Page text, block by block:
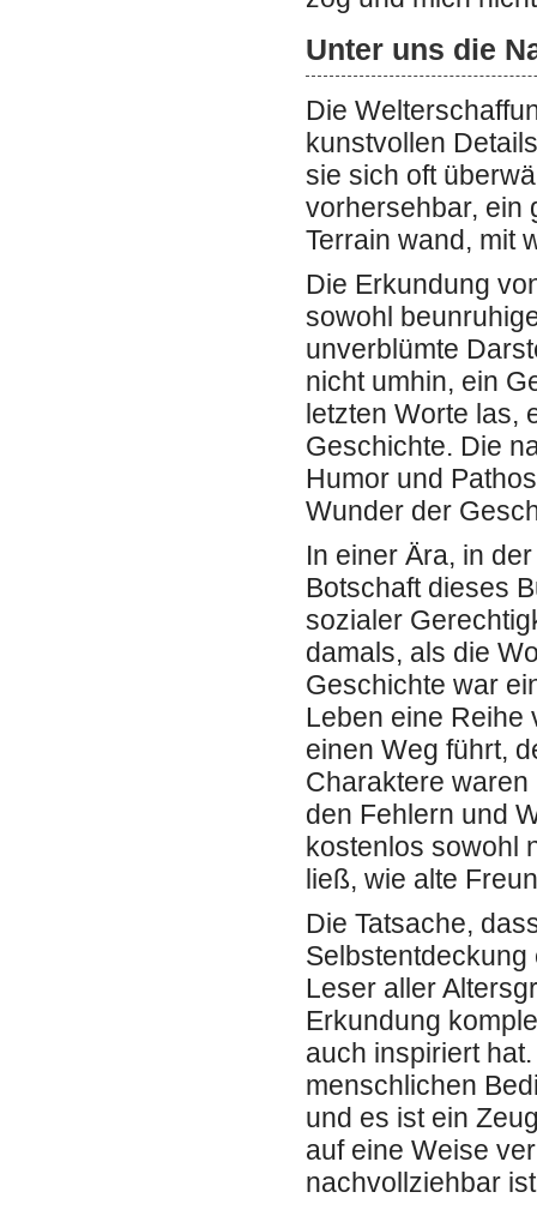
Unter uns die
Die
kunstvollen
sie sich oft
vorhersehbar, ein
Terrain wand, mit
Die Erkundung
sowohl
unverblümte
nicht umhin, ein
letzten Worte las,
Geschichte. Die
Humor und
Wunder der
In einer Ära, in
Botschaft dieses
sozialer
damals, als die
Geschichte war
Leben eine Reihe
einen Weg führt,
Charaktere
den Fehlern und
kostenlos sowohl
ließ, wie alte
Die Tatsache,
Leser aller
Erkundung
auch inspiriert
menschlichen
und es ist ein
auf eine Weise
nachvollziehbar